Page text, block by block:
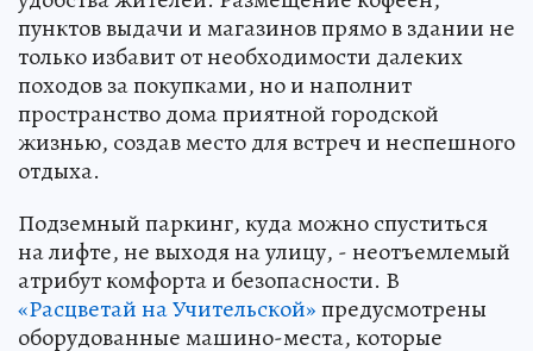
пунктов выдачи и магазинов прямо в здании не
только избавит от необходимости далеких
походов за покупками, но и наполнит
пространство дома приятной городской
жизнью, создав место для встреч и неспешного
отдыха.
Подземный паркинг, куда можно спуститься
на лифте, не выходя на улицу, - неотъемлемый
атрибут комфорта и безопасности. В
«Расцветай на Учительской»предусмотрены
оборудованные машино-места, которые